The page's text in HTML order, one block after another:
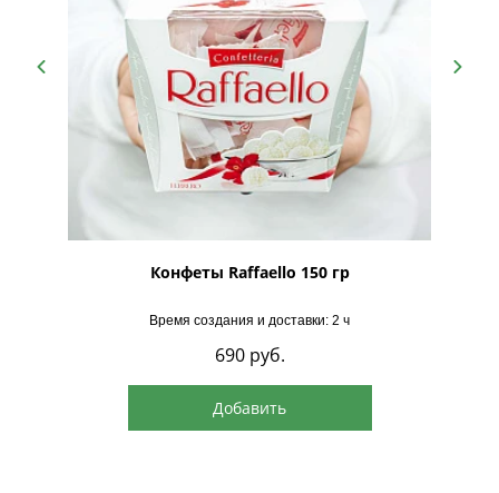
Конфеты Raffaello 150 гр
Время создания и доставки: 2 ч
690 руб.
Добавить